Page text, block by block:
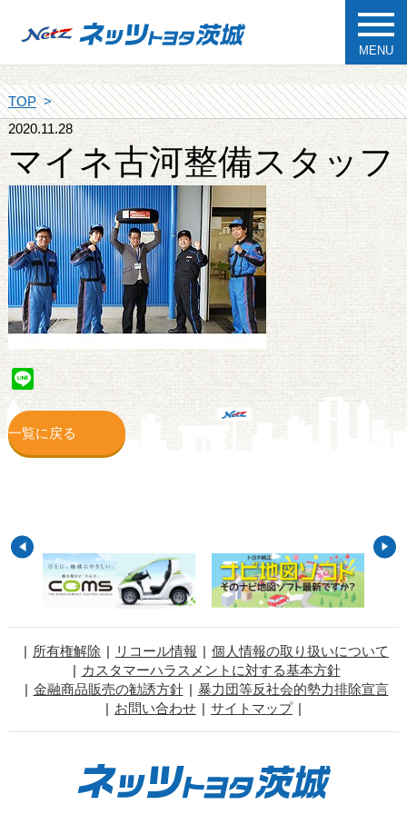
MENU
TOP
2020.11.28
マイネ古河整備スタッフ
Line
一覧に戻る
所有権解除 リコール情報
個人情報の取り扱いについて
カスタマーハラスメントに対する基本方針
金融商品販売の勧誘方針
暴力団等反社会的勢力排除宣言
お問い合わせ
サイトマップ